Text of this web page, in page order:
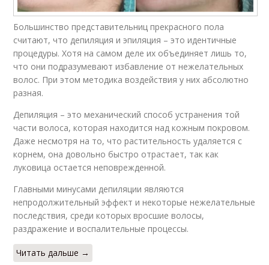
Большинство представительниц прекрасного пола
считают, что депиляция и эпиляция – это идентичные
процедуры. Хотя на самом деле их объединяет лишь то,
что они подразумевают избавление от нежелательных
волос. При этом методика воздействия у них абсолютно
разная.
Депиляция – это механический способ устранения той
части волоса, которая находится над кожным покровом.
Даже несмотря на то, что растительность удаляется с
корнем, она довольно быстро отрастает, так как
луковица остается неповрежденной.
Главными минусами депиляции являются
непродолжительный эффект и некоторые нежелательные
последствия, среди которых вросшие волосы,
раздражение и воспалительные процессы.
Читать дальше →